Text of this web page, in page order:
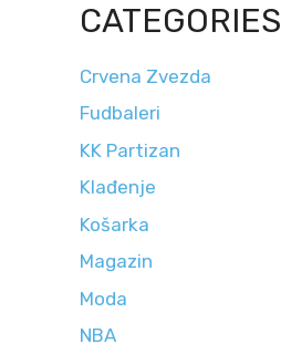
CATEGORIES
Crvena Zvezda
Fudbaleri
KK Partizan
Klađenje
Košarka
Magazin
Moda
NBA